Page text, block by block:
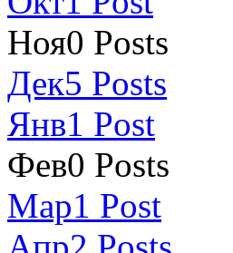
Ноя0 Posts
Дек5 Posts
Янв1 Post
Фев0 Posts
Мар1 Post